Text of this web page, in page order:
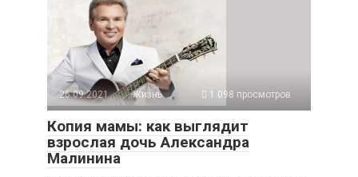
26.09.2021 Жизнь 1 098 просмотров
Копия мамы: как выглядит
взрослая дочь Александра
Малинина